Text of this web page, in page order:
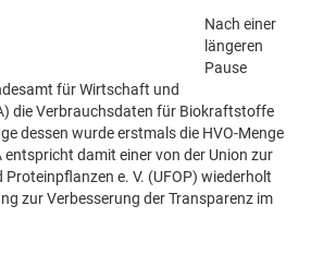
Nach einer
längeren
Pause
für Wirtschaft und
die Verbrauchsdaten für Biokraftstoffe
dessen wurde erstmals die HVO-Menge
entspricht damit einer von der Union zur
Proteinpflanzen e. V. (UFOP) wiederholt
zur Verbesserung der Transparenz im